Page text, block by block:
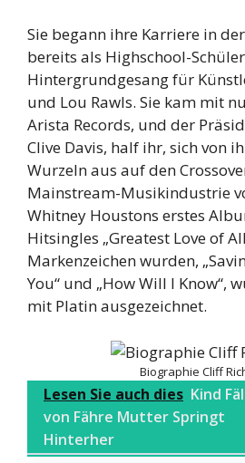
Sie begann ihre Karriere in
bereits als Highschool-
Hintergrundgesang für
und Lou Rawls. Sie kam mit
Arista Records, und der
Clive Davis, half ihr, sich von
Wurzeln aus auf den
Mainstream-Musikindustrie
Whitney Houstons erstes
Hitsingles „Greatest Love of
Markenzeichen wurden,
You“ und „How Will I Know“,
mit Platin ausgezeichnet.
Biographie Cliff
Lesen Sie auch dies Kind
von Fähre Mutter Springt
Hinterher